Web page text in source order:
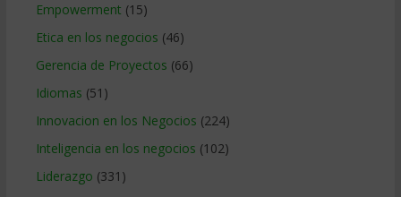
Empowerment (15)
Etica en los negocios (46)
Gerencia de Proyectos (66)
Idiomas (51)
Innovacion en los Negocios (224)
Inteligencia en los negocios (102)
Liderazgo (331)